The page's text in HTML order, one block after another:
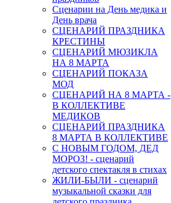
Сценарии на День медика и
День врача
СЦЕНАРИЙ ПРАЗДНИКА
КРЕСТИНЫ
СЦЕНАРИЙ МЮЗИКЛА
НА 8 МАРТА
СЦЕНАРИЙ ПОКАЗА
МОД
СЦЕНАРИЙ НА 8 МАРТА -
В КОЛЛЕКТИВЕ
МЕДИКОВ
СЦЕНАРИЙ ПРАЗДНИКА
8 МАРТА В КОЛЛЕКТИВЕ
С НОВЫМ ГОДОМ, ДЕД
МОРОЗ! - сценарий
детского спектакля в стихах
ЖИЛИ-БЫЛИ - сценарий
музыкальной сказки для